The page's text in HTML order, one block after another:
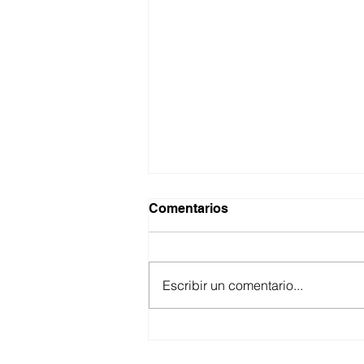
Comentarios
Escribir un comentario...